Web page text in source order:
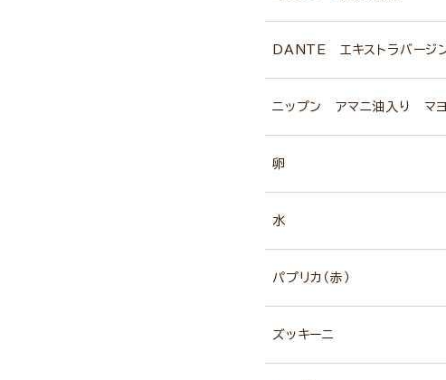
DANTE エキストラバージ
ニップン アマニ油入り マ
卵
水
パプリカ（赤）
ズッキーニ